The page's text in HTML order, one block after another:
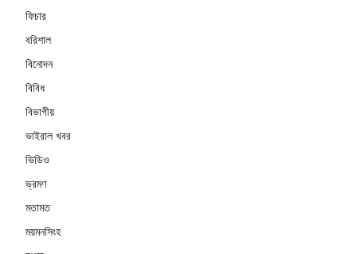
ফিচার
বরিশাল
বিনোদন
বিবিধ
বিভাগীয়
ভাইরাল খবর
ভিডিও
ভ্রমণ
মতামত
ময়মনসিংহ